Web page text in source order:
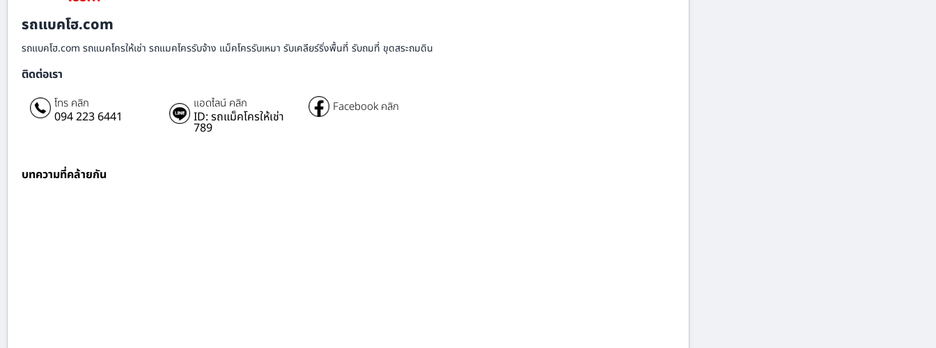
รถแบคโฮ.com
รถแบคโฮ.com รถแมคโครให้เช่า รถแมคโครรับจ้าง แม็คโครรับเหมา รับเคลียร์ริ่งพื้นที่ รับถมที่ ขุดสระถมดิน
ติดต่อเรา
โทร คลิก
094 223 6441
แอดไลน์ คลิก
ID: รถแม็คโครให้เช่า
789
Facebook คลิก
บทความที่คล้ายกัน